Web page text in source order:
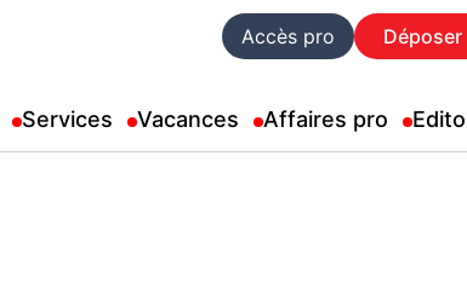
Accès pro Déposer
Services Vacances Affaires pro Edito